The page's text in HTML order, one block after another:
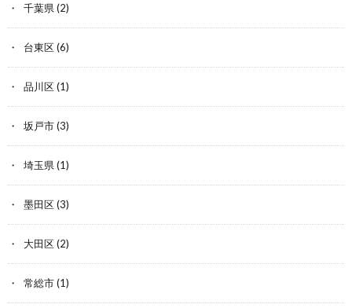
千葉県(2)
台東区(6)
品川区(1)
坂戸市(3)
埼玉県(1)
墨田区(3)
大田区(2)
常総市(1)